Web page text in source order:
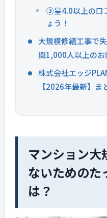
③星4.0以上の口
ょう！
大規模修繕工事で
間1,000人以上のお
株式会社エッジ
【2026年最新】ま
マンション大
ないためのた
は？